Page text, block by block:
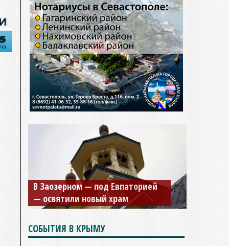
В Заозерном — под Евпаторией
— освятили новый храм
СОБЫТИЯ В КРЫМУ